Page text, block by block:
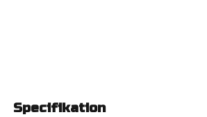
Specifikation